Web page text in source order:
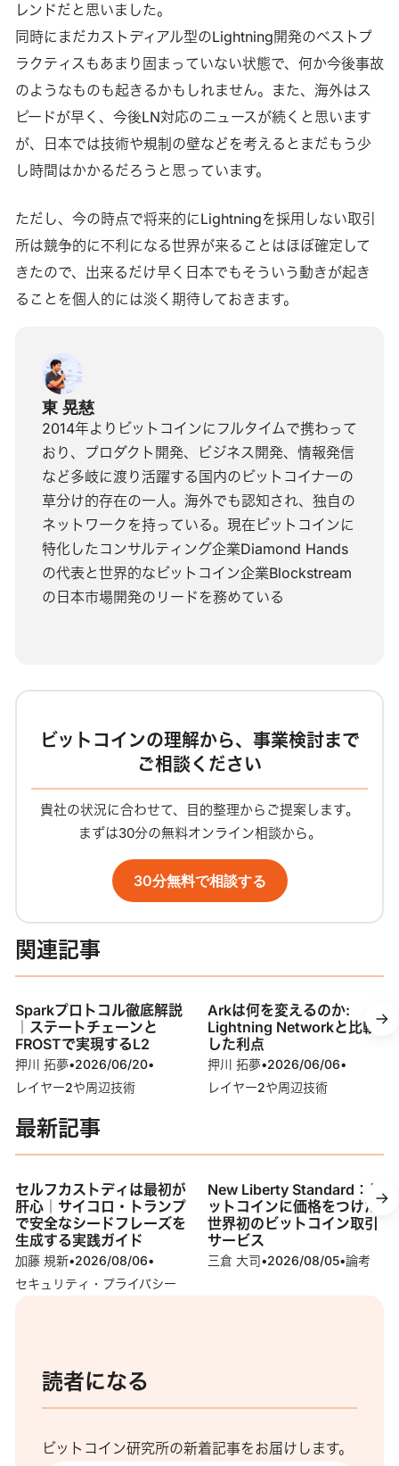
レンドだと思いました。
同時にまだカストディアル型のLightning開発のベストプ
ラクティスもあまり固まっていない状態で、何か今後事故
のようなものも起きるかもしれません。また、海外はス
ピードが早く、今後LN対応のニュースが続くと思います
が、日本では技術や規制の壁などを考えるとまだもう少
し時間はかかるだろうと思っています。
ただし、今の時点で将来的にLightningを採用しない取引
所は競争的に不利になる世界が来ることはほぼ確定して
きたので、出来るだけ早く日本でもそういう動きが起き
ることを個人的には淡く期待しておきます。
東 晃慈
2014年よりビットコインにフルタイムで携わって
おり、プロダクト開発、ビジネス開発、情報発信
など多岐に渡り活躍する国内のビットコイナーの
草分け的存在の一人。海外でも認知され、独自の
ネットワークを持っている。現在ビットコインに
特化したコンサルティング企業Diamond Hands
の代表と世界的なビットコイン企業Blockstream
の日本市場開発のリードを務めている
ビットコインの理解から、事業検討まで
ご相談ください
貴社の状況に合わせて、目的整理からご提案します。
まずは30分の無料オンライン相談から。
30分無料で相談する
関連記事
Sparkプロトコル徹底解説
｜ステートチェーンと
FROSTで実現するL2
押川 拓夢•2026/06/20•
レイヤー2や周辺技術
Arkは何を変えるのか:
Lightning Networkと比較
した利点
押川 拓夢•2026/06/06•
レイヤー2や周辺技術
最新記事
セルフカストディは最初が
肝心｜サイコロ・トランプ
で安全なシードフレーズを
生成する実践ガイド
加藤 規新•2026/08/06•
セキュリティ・プライバシー
New Liberty Standard：ビ
ットコインに価格をつけた
世界初のビットコイン取引
サービス
三倉 大司•2026/08/05•論考
読者になる
ビットコイン研究所の新着記事をお届けします。